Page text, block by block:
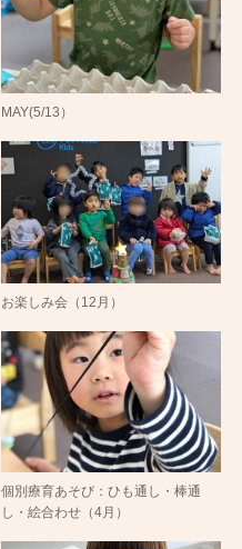
MAY(5/13）
お楽しみ会（12月）
個別療育あそび：ひも通し・棒通
し・絵合わせ（4月）